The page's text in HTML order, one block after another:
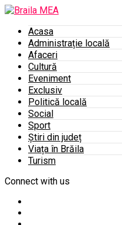
Acasa
Administrație locală
Afaceri
Cultură
Eveniment
Exclusiv
Politică locală
Social
Sport
Știri din județ
Viața în Brăila
Turism
Connect with us